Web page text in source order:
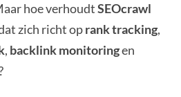
hoe verhoudtSEOcrawl
zich richt oprank tracking,
, backlink monitoringen